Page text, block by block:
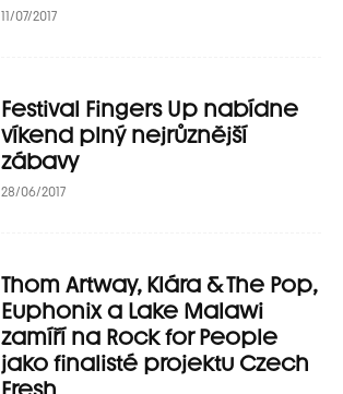
11/07/2017
Festival Fingers Up nabídne
víkend plný nejrůznější
zábavy
28/06/2017
Thom Artway, Klára & The Pop,
Euphonix a Lake Malawi
zamíří na Rock for People
jako finalisté projektu Czech